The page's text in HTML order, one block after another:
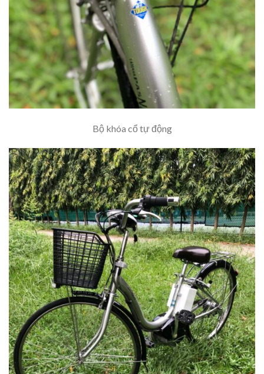
Bộ khóa cổ tự động